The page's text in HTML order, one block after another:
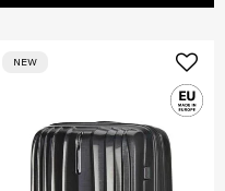
NEW